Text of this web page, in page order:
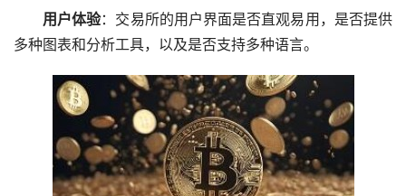
用户体验：交易所的用户界面是否直观易用，是否提供
多种图表和分析工具，以及是否支持多种语言。